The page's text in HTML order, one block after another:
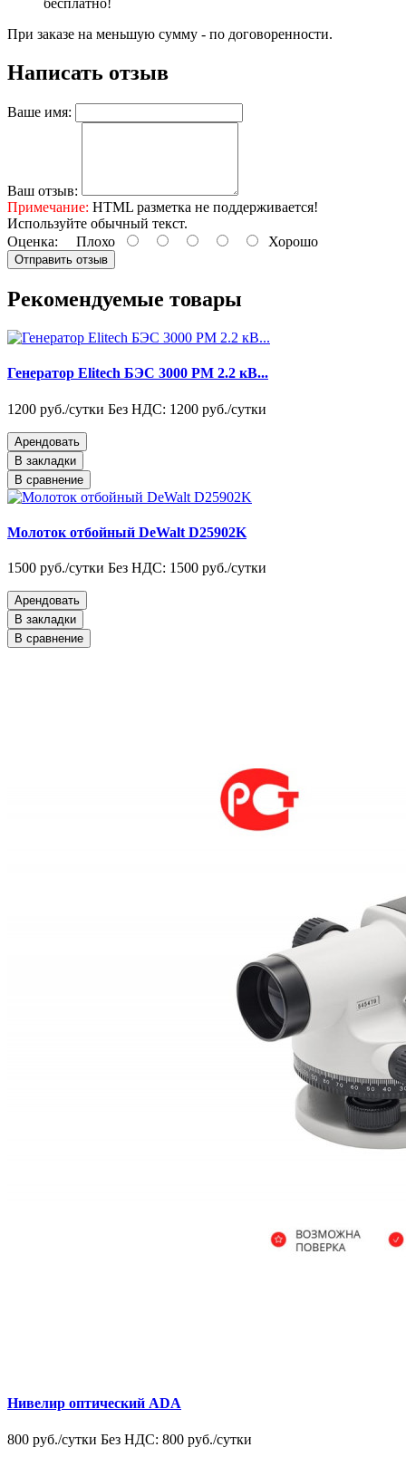
бесплатно!
При заказе на меньшую сумму - по договоренности.
Написать отзыв
Ваше имя:
Ваш отзыв:
Примечание: HTML разметка не поддерживается!
Используйте обычный текст.
Оценка: Плохо Хорошо
Отправить отзыв
Рекомендуемые товары
Генератор Elitech БЭС 3000 PM 2.2 кВ...
1200 руб./сутки Без НДС: 1200 руб./сутки
Арендовать
В закладки
В сравнение
Молоток отбойный DeWalt D25902K
1500 руб./сутки Без НДС: 1500 руб./сутки
Арендовать
В закладки
В сравнение
Нивелир оптический ADA
800 руб./сутки Без НДС: 800 руб./сутки